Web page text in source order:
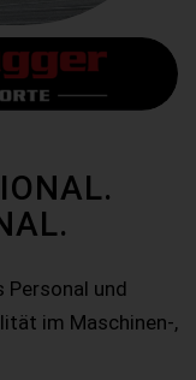
Personal und
im Maschinen-,